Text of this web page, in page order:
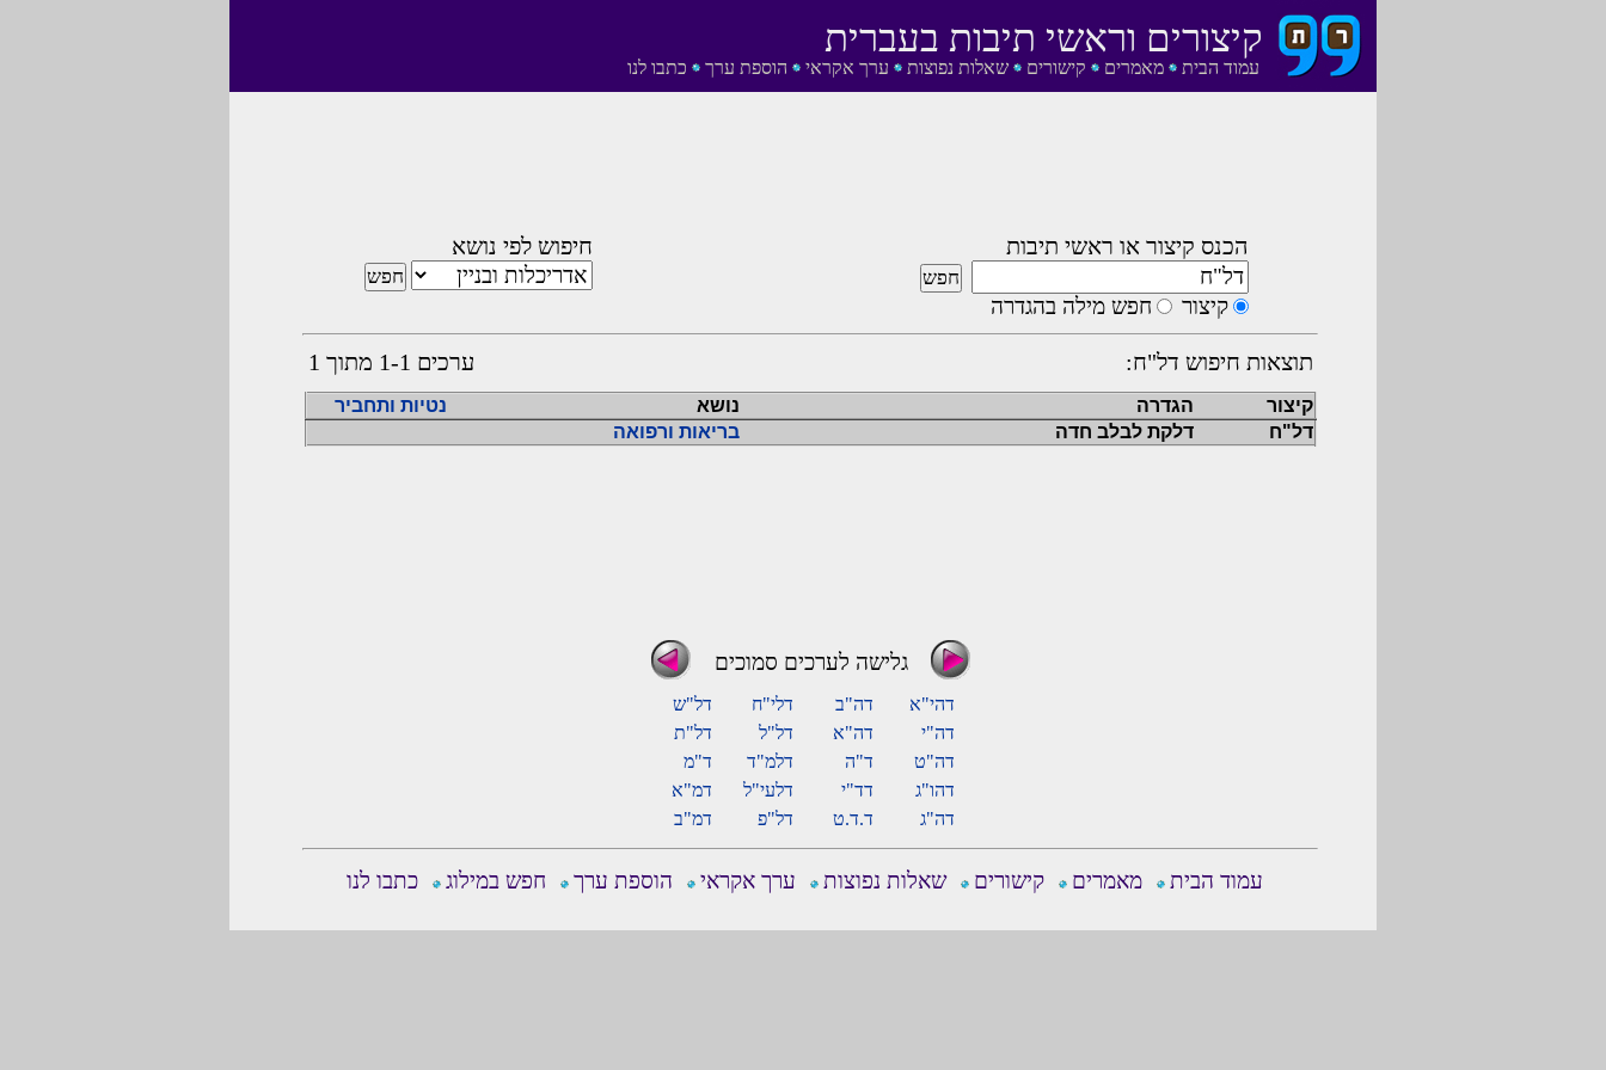
עמוד הבית מאמרים קישורים שאלות נפוצות ערך אקראי הוספת ערך כתבו לנו
קיצורים וראשי תיבות בעברית
הכנס קיצור או ראשי תיבות
קיצור חפש מילה בהגדרה
חיפוש לפי נושא
תוצאות חיפוש דל"ח: ערכים 1-1 מתוך 1
קיצור הגדרה נושא
נטיות ותחביר
דל"ח
דלקת לבלב חדה בריאות ורפואה
גלישה לערכים סמוכים
דהי"א דה"ב דלי"ח
דל"ש
דה"י
דה"א דל"ל
דל"ת
דה"ט
ד"ה דלמ"ד
ד"מ
דהו"ג
דד"י דלעי"ל
דמ"א
דה"ג
ד.ד.ט דל"פ דמ"ב
עמוד הבית מאמרים קישורים שאלות נפוצות ערך אקראי הוספת ערך חפש במילוג כתבו לנו